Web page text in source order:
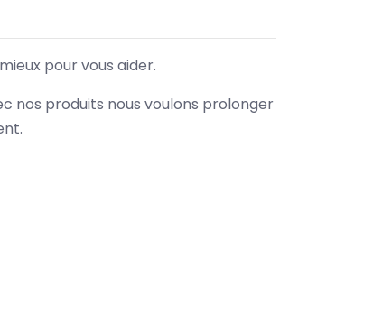
pour vous aider.
nos produits nous voulons prolonger